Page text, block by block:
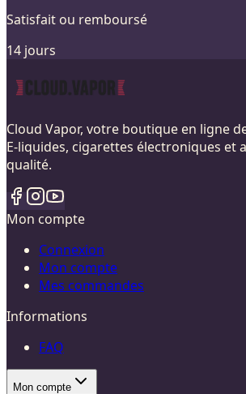
Satisfait ou remboursé
14 jours
Cloud Vapor, votre boutique en ligne
E-liquides, cigarettes électroniques et
qualité.
Mon compte
Connexion
Mon compte
Mes commandes
Informations
FAQ
Mon compte